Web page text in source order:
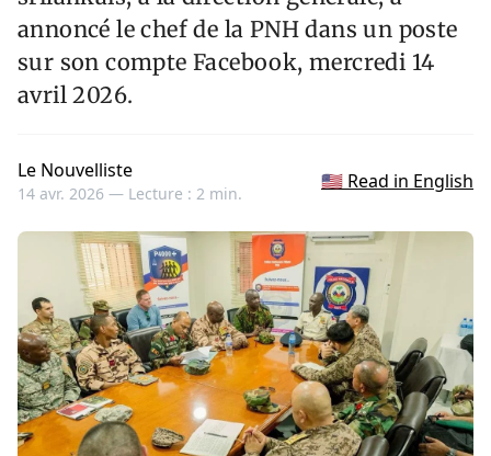
annoncé le chef de la PNH dans un poste
sur son compte Facebook, mercredi 14
avril 2026.
Le Nouvelliste
14 avr. 2026 — Lecture : 2 min.
🇺🇸 Read in English